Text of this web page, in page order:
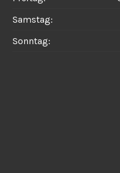
Samstag:
Sonntag: